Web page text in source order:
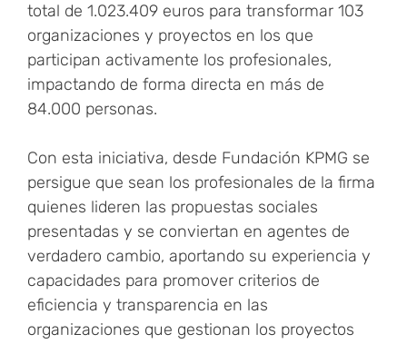
total de 1.023.409 euros para transformar 103
organizaciones y proyectos en los que
participan activamente los profesionales,
impactando de forma directa en más de
84.000 personas.
Con esta iniciativa, desde Fundación KPMG se
persigue que sean los profesionales de la firma
quienes lideren las propuestas sociales
presentadas y se conviertan en agentes de
verdadero cambio, aportando su experiencia y
capacidades para promover criterios de
eficiencia y transparencia en las
organizaciones que gestionan los proyectos